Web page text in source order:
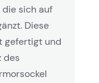
sich auf
Diese
gefertigt und
des